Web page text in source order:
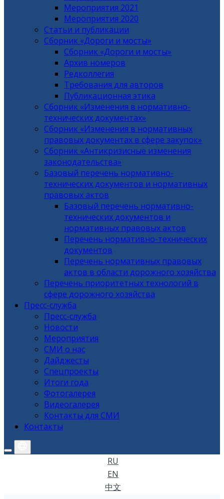
Мероприятия 2021
Мероприятия 2020
Статьи и публикации
Сборник «Дороги и мосты»
Сборник «Дороги и мосты»
Архив номеров
Редколлегия
Требования для авторов
Публикационная этика
Сборник «Изменения в нормативно-
технических документах»
Сборник «Изменения в нормативных
правовых документах в сфере закупок»
Сборник «Антикризисные изменения
законодательства»
Базовый перечень нормативно-
технических документов и нормативных
правовых актов
Базовый перечень нормативно-
технических документов и
нормативных правовых актов
Перечень нормативно-технических
документов
Перечень нормативных правовых
актов в области дорожного хозяйства
Перечень приоритетных технологий в
сфере дорожного хозяйства
Пресс-служба
Пресс-служба
Новости
Мероприятия
СМИ о нас
Дайджесты
Спецпроекты
Итоги года
Фотогалерея
Видеогалерея
Контакты для СМИ
Контакты
RU
EN
中文